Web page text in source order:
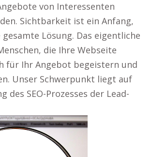
von Interessenten
Sichtbarkeit ist ein Anfang,
Lösung. Das eigentliche
die Ihre Webseite
für Ihr Angebot begeistern und
Unser Schwerpunkt liegt auf
des SEO-Prozesses der Lead-